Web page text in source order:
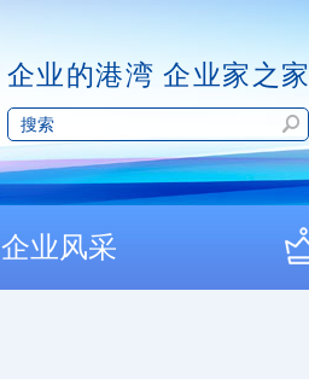
企业的港湾 企业家之家
企业风采